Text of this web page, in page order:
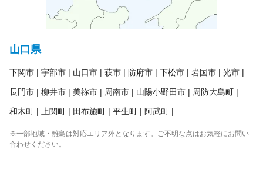
山口県
下関市 宇部市 山口市 萩市 防府市 下松市 岩国市 光市
長門市 柳井市 美祢市 周南市 山陽小野田市 周防大島町
和木町 上関町 田布施町 平生町 阿武町
※一部地域・離島は対応エリア外となります。ご不明な点はお気軽にお問い
合わせください。